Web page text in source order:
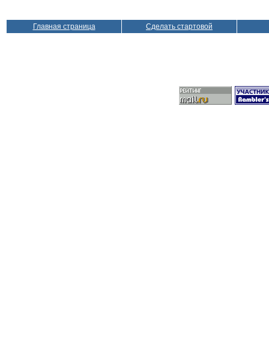
Главная страница Сделать стартовой